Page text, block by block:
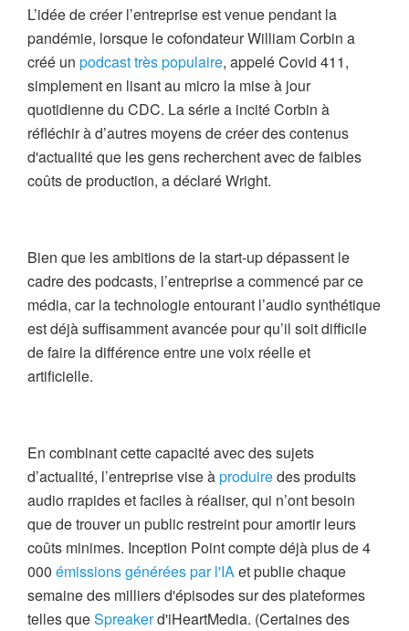
L’idée de créer l’entreprise est venue pendant la
pandémie, lorsque le cofondateur William Corbin a
créé un podcast très populaire, appelé Covid 411,
simplement en lisant au micro la mise à jour
quotidienne du CDC. La série a incité Corbin à
réfléchir à d’autres moyens de créer des contenus
d'actualité que les gens recherchent avec de faibles
coûts de production, a déclaré Wright.
Bien que les ambitions de la start-up dépassent le
cadre des podcasts, l’entreprise a commencé par ce
média, car la technologie entourant l’audio synthétique
est déjà suffisamment avancée pour qu’il soit difficile
de faire la différence entre une voix réelle et
artificielle.
En combinant cette capacité avec des sujets
d’actualité, l’entreprise vise àproduiredes produits
audio rrapides et faciles à réaliser, qui n’ont besoin
que de trouver un public restreint pour amortir leurs
coûts minimes. Inception Point compte déjà plus de 4
000 émissions générées par l'IAet publie chaque
semaine des milliers d'épisodes sur des plateformes
telles queSpreakerd'iHeartMedia. (Certaines des